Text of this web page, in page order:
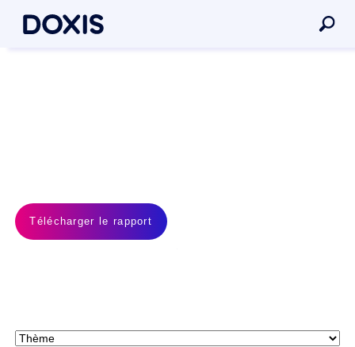
Télécharger le rapport